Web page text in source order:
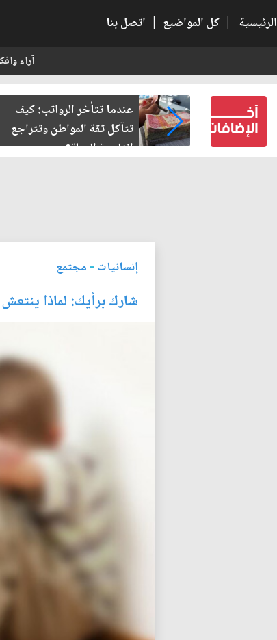
الرئيسية | كل المواضيع | اتصل بنا
آراء
كيف
وتتراجع
صمت الطريق بعد الأربعين
إنسانيات - مجتمع
شارك برأيك: لماذا